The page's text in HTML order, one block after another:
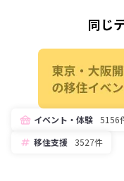
同じ
イベント・体験 5156
移住支援 3527件